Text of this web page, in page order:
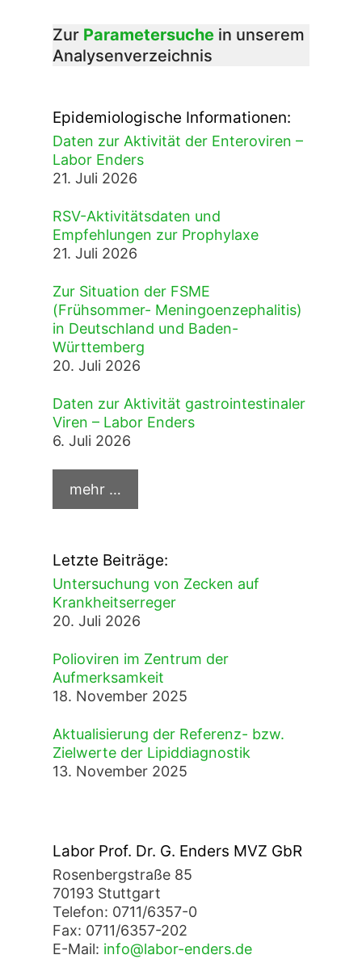
Zur Parametersuche in unserem
Analysenverzeichnis
Epidemiologische Informationen:
Daten zur Aktivität der Enteroviren –
Labor Enders
21. Juli 2026
RSV-Aktivitätsdaten und
Empfehlungen zur Prophylaxe
21. Juli 2026
Zur Situation der FSME
(Frühsommer- Meningoenzephalitis)
in Deutschland und Baden-
Württemberg
20. Juli 2026
Daten zur Aktivität gastrointestinaler
Viren – Labor Enders
6. Juli 2026
Letzte Beiträge:
Untersuchung von Zecken auf
Krankheitserreger
20. Juli 2026
Polioviren im Zentrum der
Aufmerksamkeit
18. November 2025
Aktualisierung der Referenz- bzw.
Zielwerte der Lipiddiagnostik
13. November 2025
Labor Prof. Dr. G. Enders MVZ GbR
Rosenbergstraße 85
70193 Stuttgart
Telefon: 0711/6357-0
Fax: 0711/6357-202
E-Mail: info@labor-enders.de